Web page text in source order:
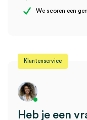
laags, steriel (50×2)”
We scoren een
Klantenservice
Heb je een